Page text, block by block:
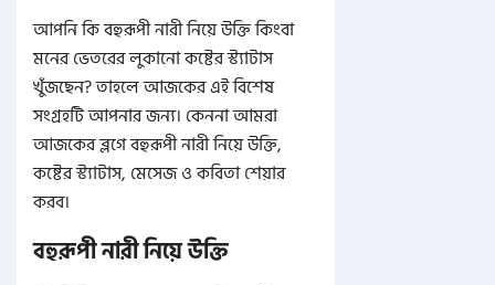
আপনি কি বহুরূপী নারী নিয়ে উক্তি কিংবা
মনের ভেতরের লুকানো কষ্টের স্ট্যাটাস
খুঁজছেন? তাহলে আজকের এই বিশেষ
সংগ্রহটি আপনার জন্য। কেননা আমরা
আজকের ব্লগে বহুরূপী নারী নিয়ে উক্তি,
কষ্টের স্ট্যাটাস, মেসেজ ও কবিতা শেয়ার
করব।
বহুরূপী নারী নিয়ে উক্তি